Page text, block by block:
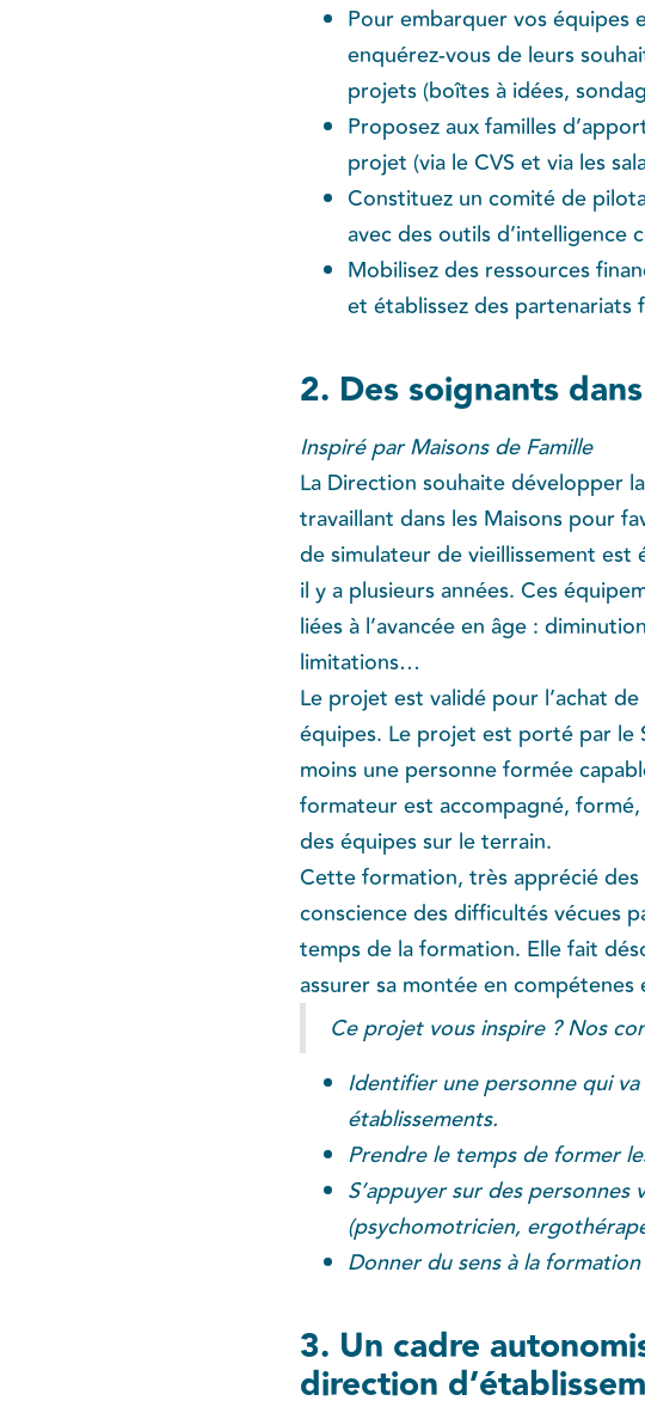
Pour embarquer vos équipes
enquérez-vous de leurs
projets (boîtes à idées,
Proposez aux familles
projet (via le CVS et via les
Constituez un comité de
avec des outils d’intelligence
Mobilisez des ressources
et établissez des
2. Des soignants
Inspiré par Maisons de Famille
La Direction souhaite développer
travaillant dans les Maisons pour
de simulateur de vieillissement
il y a plusieurs années. Ces
liées à l’avancée en âge :
limitations…
Le projet est validé pour l’achat
équipes. Le projet est porté par
moins une personne formée
formateur est accompagné,
des équipes sur le terrain.
Cette formation, très apprécié
conscience des difficultés vécues
temps de la formation. Elle fait
assurer sa montée en
Ce projet vous inspire ? Nos
Identifier une personne qui
établissements.
Prendre le temps de former
S’appuyer sur des
(psychomotricien,
Donner du sens à la
3. Un cadre
direction